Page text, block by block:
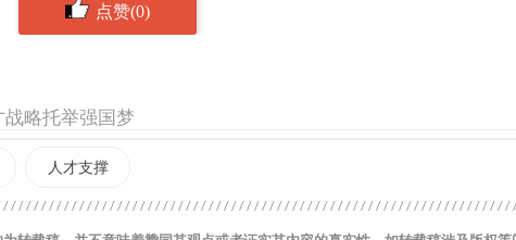
点赞(0)
略托举强国梦
人才支撑